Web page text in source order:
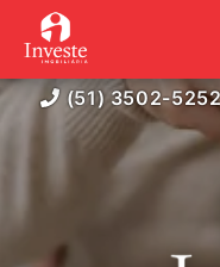
(51) 3502-5252